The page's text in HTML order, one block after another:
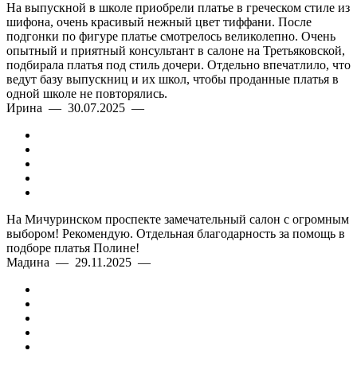
На выпускной в школе приобрели платье в греческом стиле из
шифона, очень красивый нежный цвет тиффани. После
подгонки по фигуре платье смотрелось великолепно. Очень
опытный и приятный консультант в салоне на Третьяковской,
подбирала платья под стиль дочери. Отдельно впечатлило, что
ведут базу выпускниц и их школ, чтобы проданные платья в
одной школе не повторялись.
Ирина — 30.07.2025 —
На Мичуринском проспекте замечательный салон с огромным
выбором! Рекомендую. Отдельная благодарность за помощь в
подборе платья Полине!
Мадина — 29.11.2025 —